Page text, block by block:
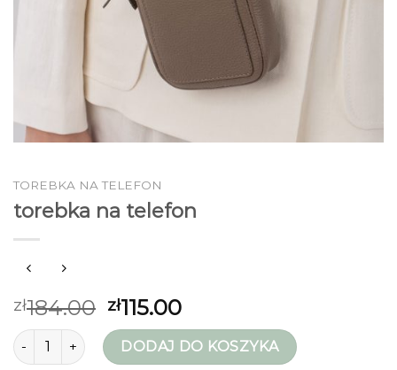
TOREBKA NA TELEFON
torebka na telefon
zł184.00 zł115.00
ilość torebka na telefonDODAJ DO KOSZYKA